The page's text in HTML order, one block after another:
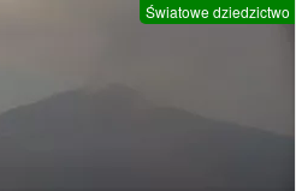
Światowe dziedzictwo